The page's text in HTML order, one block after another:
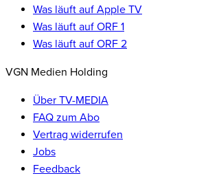
Was läuft auf Apple TV
Was läuft auf ORF 1
Was läuft auf ORF 2
VGN Medien Holding
Über TV-MEDIA
FAQ zum Abo
Vertrag widerrufen
Jobs
Feedback